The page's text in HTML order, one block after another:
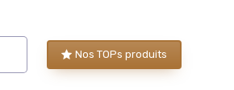
Nos TOPs produits